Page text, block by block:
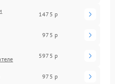
1475 р
975 р
5975 р
975 р